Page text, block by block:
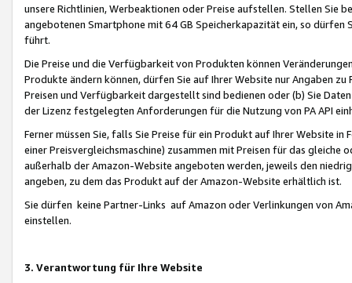
unsere Richtlinien, Werbeaktionen oder Preise aufstellen. Stellen Sie
angebotenen Smartphone mit 64 GB Speicherkapazität ein, so dürfen
führt.
Die Preise und die Verfügbarkeit von Produkten können
Produkte ändern können, dürfen Sie auf Ihrer Website nur Angaben
Preisen und Verfügbarkeit dargestellt sind bedienen oder (b) Sie
der Lizenz festgelegten Anforderungen für die Nutzung von PA API
Ferner müssen Sie, falls Sie Preise für ein Produkt auf Ihrer Website
einer Preisvergleichsmaschine) zusammen mit Preisen für das
außerhalb der Amazon-Website angeboten werden, jeweils den
angeben, zu dem das Produkt auf der Amazon-Website erhältlich ist.
Sie dürfen keine Partner-Links auf Amazon oder Verlinkungen von
einstellen.
3. Verantwortung für Ihre Website